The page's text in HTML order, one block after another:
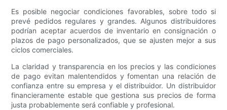
Es posible negociar condiciones favorables, sobre todo si
prevé pedidos regulares y grandes. Algunos distribuidores
podrían aceptar acuerdos de inventario en consignación o
plazos de pago personalizados, que se ajusten mejor a sus
ciclos comerciales.
La claridad y transparencia en los precios y las condiciones
de pago evitan malentendidos y fomentan una relación de
confianza entre su empresa y el distribuidor. Un distribuidor
financieramente estable que gestiona sus precios de forma
justa probablemente será confiable y profesional.